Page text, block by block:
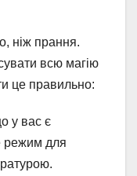
ніж прання.
всю магію
це правильно:
у вас є
режим для